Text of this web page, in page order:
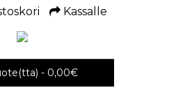
Kassalle
- 0,00€